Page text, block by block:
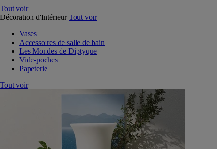
Tout voir
Décoration d'Intérieur Tout voir
Vases
Accessoires de salle de bain
Les Mondes de Diptyque
Vide-poches
Papeterie
Tout voir